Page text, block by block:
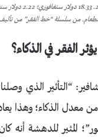
من سلسلة “خط الفقر” من
الفقر في الذكاء؟
“التأثير الذي
من معدل الذكاء؛ وهذا
المثير للدهشة أنه